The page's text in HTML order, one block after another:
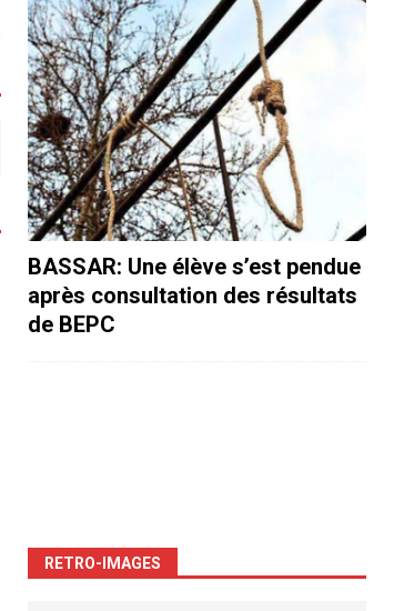
BASSAR: Une élève s’est pendue
après consultation des résultats
de BEPC
RETRO-IMAGES